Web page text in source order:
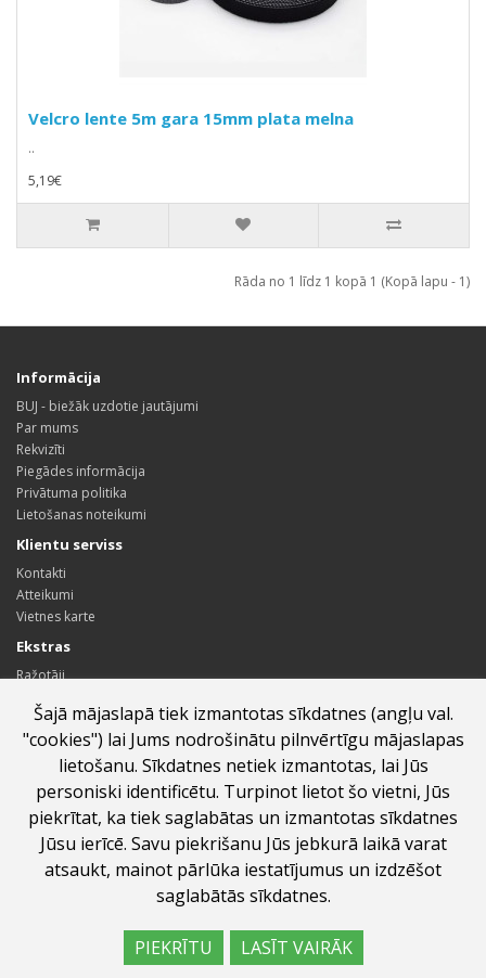
Velcro lente 5m gara 15mm plata melna
..
5,19€
Rāda no 1 līdz 1 kopā 1 (Kopā lapu - 1)
Šajā mājaslapā tiek izmantotas sīkdatnes (angļu val.
"cookies") lai Jums nodrošinātu pilnvērtīgu mājaslapas
lietošanu. Sīkdatnes netiek izmantotas, lai Jūs
personiski identificētu. Turpinot lietot šo vietni, Jūs
piekrītat, ka tiek saglabātas un izmantotas sīkdatnes
Jūsu ierīcē. Savu piekrišanu Jūs jebkurā laikā varat
atsaukt, mainot pārlūka iestatījumus un izdzēšot
saglabātās sīkdatnes.
PIEKRĪTU LASĪT VAIRĀK
Informācija
BUJ - biežāk uzdotie jautājumi
Par mums
Rekvizīti
Piegādes informācija
Privātuma politika
Lietošanas noteikumi
Klientu serviss
Kontakti
Atteikumi
Vietnes karte
Ekstras
Ražotāji
Sadarbības partneru programma
Īpašie piedāvājumi
Profils
Profils
Pasūtījumu vēsture
Vēlmju saraksts
Jaunumi